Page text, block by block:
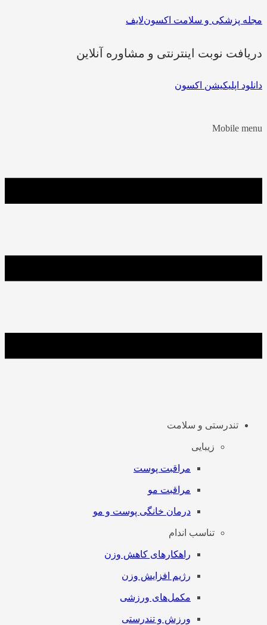
مجله پزشکی و سلامت اکسون‌لایف
دریافت نوبت اینترنتی و مشاوره آنلاین
دانلود اپلیکیشن اکسون
Mobile menu
تندرستی و سلامت
زیبایی
مراقبت پوست
مراقبت مو
درمان خانگی پوست و مو
تناسب اندام
راهکارهای کاهش وزن
رژیم افزایش وزن
مکمل‌های ورزشی
ورزش و تندرستی